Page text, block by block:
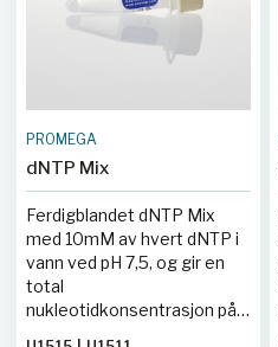
PROMEGA
dNTP Mix
Ferdigblandet dNTP Mix
med 10mM av hvert dNTP i
vann ved pH 7,5, og gir en
total
nukleotidkonsentrasjon på